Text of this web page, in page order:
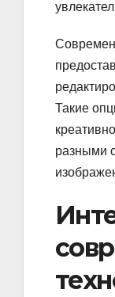
Такие
разными